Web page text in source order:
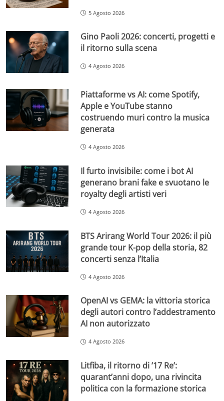
5 Agosto 2026
Gino Paoli 2026: concerti, progetti e
il ritorno sulla scena
4 Agosto 2026
Piattaforme vs AI: come Spotify,
Apple e YouTube stanno
costruendo muri contro la musica
generata
4 Agosto 2026
Il furto invisibile: come i bot AI
generano brani fake e svuotano le
royalty degli artisti veri
4 Agosto 2026
BTS Arirang World Tour 2026: il più
grande tour K-pop della storia, 82
concerti senza l’Italia
4 Agosto 2026
OpenAI vs GEMA: la vittoria storica
degli autori contro l’addestramento
AI non autorizzato
4 Agosto 2026
Litfiba, il ritorno di ’17 Re’:
quarant’anni dopo, una rivincita
politica con la formazione storica